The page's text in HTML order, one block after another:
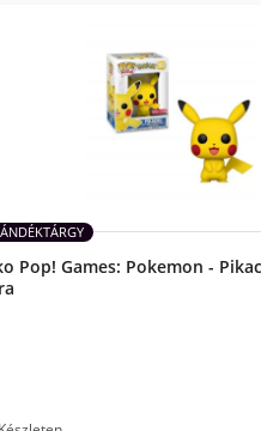
Pop! Games: Pokemon -